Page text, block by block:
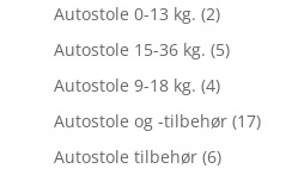
Autostole 0-13 kg. (2)
Autostole 15-36 kg. (5)
Autostole 9-18 kg. (4)
Autostole og -tilbehør (17)
Autostole tilbehør (6)